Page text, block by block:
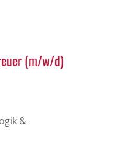
(m/w/d)
&